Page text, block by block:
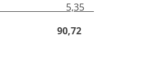
5,35